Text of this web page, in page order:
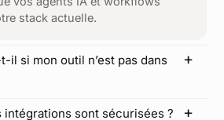
stack actuelle.
il si mon outil n’est pas dans
intégrations sont sécurisées ?